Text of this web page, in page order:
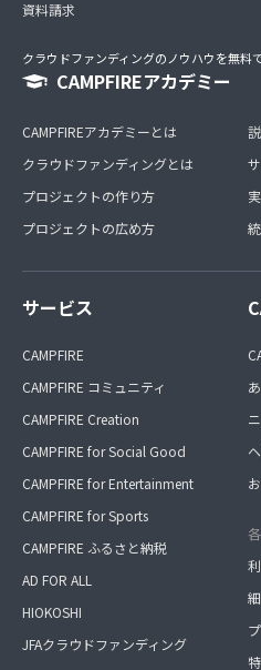
資料請求
クラウドファンディングのノウハウを無料
CAMPFIREアカデミー
CAMPFIREアカデミーとは
クラウドファンディングとは
プロジェクトの作り方
プロジェクトの広め方
サービス
CAMPFIRE
CAMPFIRE コミュニティ
CAMPFIRE Creation
CAMPFIRE for Social Good
CAMPFIRE for Entertainment
CAMPFIRE for Sports
CAMPFIRE ふるさと納税
AD FOR ALL
HIOKOSHI
JFAクラウドファンディング